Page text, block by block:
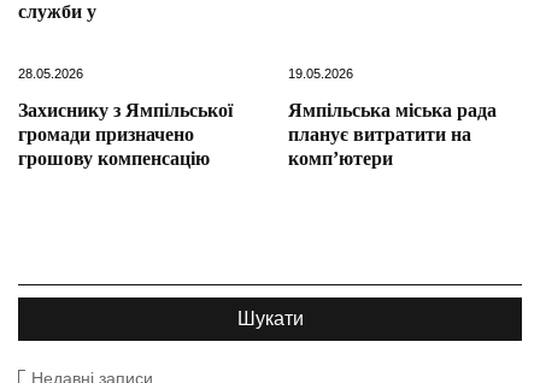
служби у
28.05.2026
Захиснику з Ямпільської
громади призначено
грошову компенсацію
19.05.2026
Ямпільська міська рада
планує витратити на
комп’ютери
Недавні записи